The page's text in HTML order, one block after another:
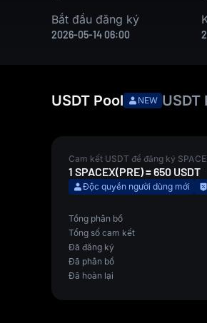
Bắt đầu đăng ký
2026-05-14 06:00
USDT Pool NEW USDT
Cam kết USDT để đăng ký
1 SPACEX(PRE)=650 USDT
Độc quyền người dùng mới
Tổng phân bổ
Tổng số cam kết
Đã đăng ký
Đã phân bổ
Đã hoàn lại